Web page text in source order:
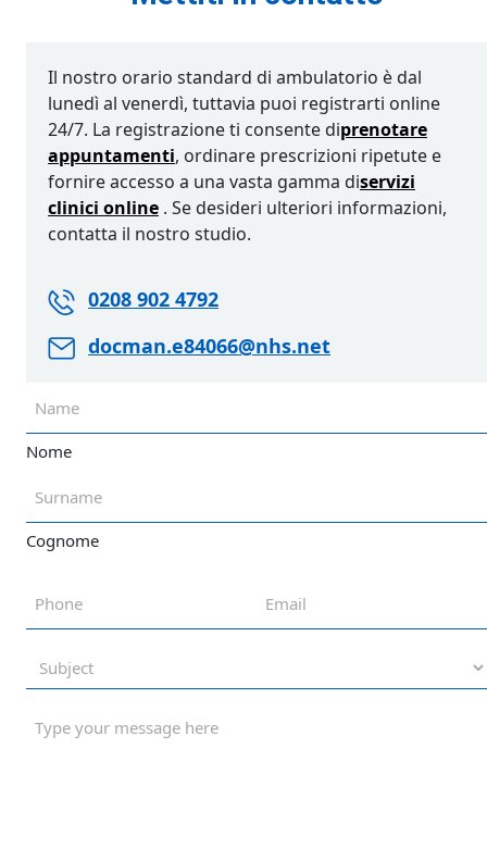
Il nostro orario standard di ambulatorio è dal
lunedì al venerdì, tuttavia puoi registrarti online
24/7. La registrazione ti consente diprenotare
appuntamenti, ordinare prescrizioni ripetute e
fornire accesso a una vasta gamma diservizi
clinici online . Se desideri ulteriori informazioni,
contatta il nostro studio.
0208 902 4792
docman.e84066@nhs.net
Nome
Cognome
Subject
Type
your